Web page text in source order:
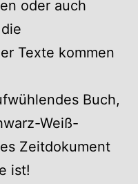
oder auch
Texte kommen
Buch,
Weiß-
Zeitdokument
ist!